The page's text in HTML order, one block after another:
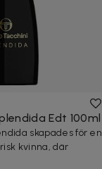
Edt 100ml
skapades för en
kvinna, där